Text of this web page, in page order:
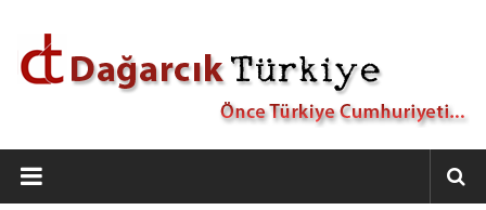
Dağarcık
Türkiye